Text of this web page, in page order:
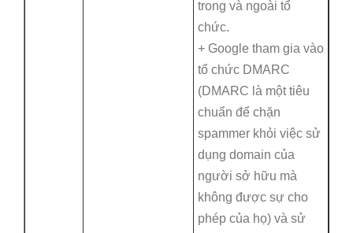
trong và ngoài tổ
chức.
+ Google tham gia vào
tổ chức DMARC
(DMARC là một tiêu
chuẩn để chặn
spammer khỏi việc sử
dụng domain của
người sở hữu mà
không được sự cho
phép của họ) và sử